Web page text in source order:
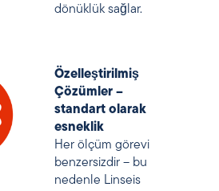
dönüklük sağlar.
Özelleştirilmiş
Çözümler –
standart olarak
esneklik
Her ölçüm görevi
benzersizdir – bu
nedenle Linseis